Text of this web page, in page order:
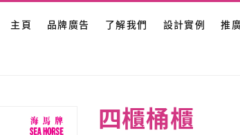
主頁 品牌廣告 了解我們 設計實例 推
四櫃桶櫃